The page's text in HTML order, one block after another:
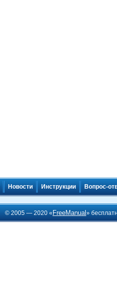
Новости Инструкции Вопрос-
© 2005 — 2020 « FreeManual»